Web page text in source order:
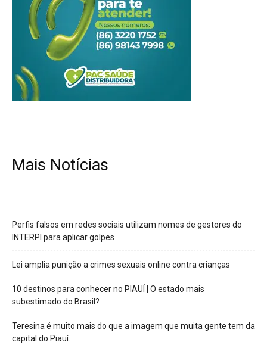
Mais Notícias
Perfis falsos em redes sociais utilizam nomes de gestores do
INTERPI para aplicar golpes
Lei amplia punição a crimes sexuais online contra crianças
10 destinos para conhecer no PIAUÍ | O estado mais
subestimado do Brasil?
Teresina é muito mais do que a imagem que muita gente tem da
capital do Piauí.